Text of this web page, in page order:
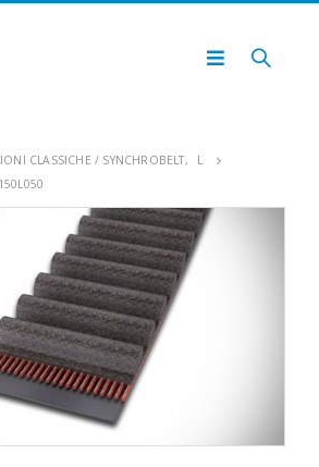
CLASSICHE / SYNCHROBELT,
L